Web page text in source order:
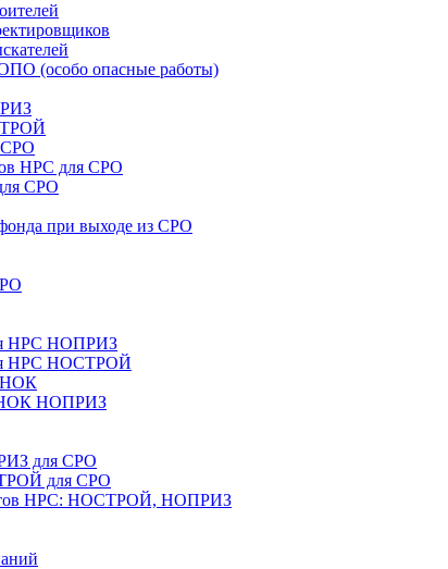
(особо опасные работы)
СРО
НРС для СРО
СРО
при выходе из СРО
НРС НОПРИЗ
НРС НОСТРОЙ
НОК
НОК НОПРИЗ
для СРО
для СРО
НРС: НОСТРОЙ, НОПРИЗ